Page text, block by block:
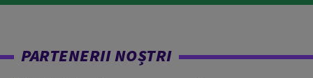
PARTENERII NOȘTRI